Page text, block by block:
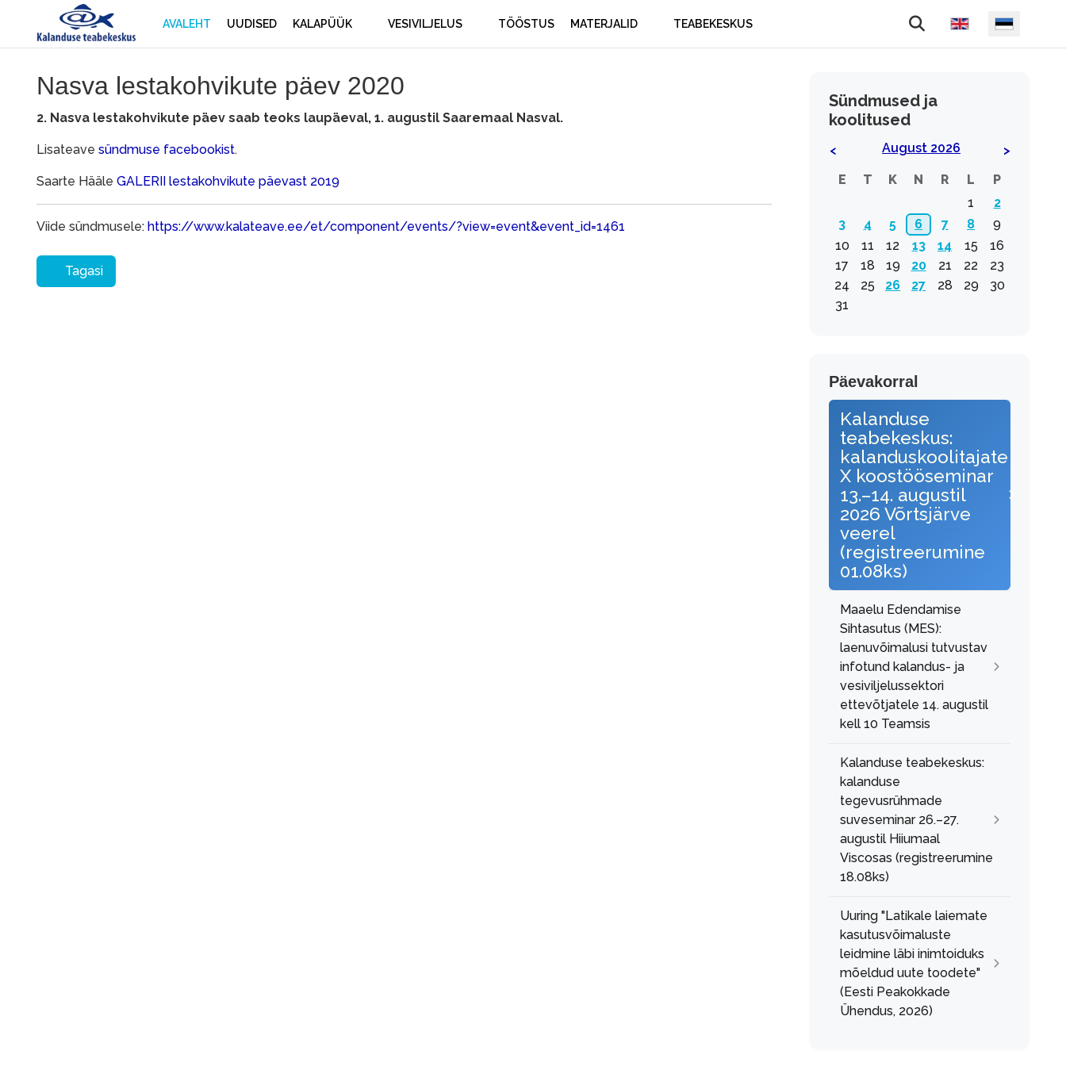
AVALEHT UUDISED KALAPÜÜK VESIVILJELUS TÖÖSTUS MATERJALID TEABEKESKUS Vali keel
Nasva lestakohvikute päev 2020
2. Nasva lestakohvikute päev saab teoks laupäeval, 1. augustil Saaremaal Nasval.
Lisateave sündmuse facebookist.
Saarte Hääle GALERII lestakohvikute päevast 2019
Viide sündmusele: https://www.kalateave.ee/et/component/events/?view=event&event_id=1461
Tagasi
Sündmused ja
koolitused
< August 2026
>
E
T K N R L
P
1
2
3
4 5 6 7 8
9
10
11 12 13 14 15
16
17
18 19 20 21 22
23
24
25 26 27 28 29
30
31
Päevakorral
Kalanduse
teabekeskus:
kalanduskoolitajate
X koostööseminar
13.–14. augustil
2026 Võrtsjärve
veerel
(registreerumine
01.08ks)
Maaelu Edendamise
Sihtasutus (MES):
laenuvõimalusi tutvustav
infotund kalandus- ja
vesiviljelussektori
ettevõtjatele 14. augustil
kell 10 Teamsis
Kalanduse teabekeskus:
kalanduse
tegevusrühmade
suveseminar 26.–27.
augustil Hiiumaal
Viscosas (registreerumine
18.08ks)
Uuring "Latikale laiemate
kasutusvõimaluste
leidmine läbi inimtoiduks
mõeldud uute toodete"
(Eesti Peakokkade
Ühendus, 2026)